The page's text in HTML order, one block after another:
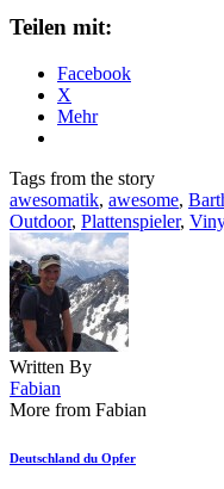
Teilen mit:
Facebook
X
Mehr
Tags from the story
awesomatik, awesome,
Outdoor, Plattenspieler,
Written By
Fabian
More from Fabian
Deutschland du Opfer